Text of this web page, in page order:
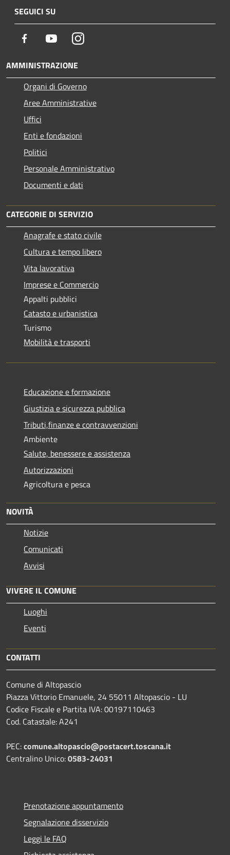
SEGUICI SU
Facebook YoutubeInstagram
AMMINISTRAZIONE
Organi di Governo
Aree Amministrative
Uffici
Enti e fondazioni
Politici
Personale Amministrativo
Documenti e dati
CATEGORIE DI SERVIZIO
Anagrafe e stato civile
Cultura e tempo libero
Vita lavorativa
Imprese e Commercio
Appalti pubblici
Catasto e urbanistica
Turismo
Mobilità e trasporti
Educazione e formazione
Giustizia e sicurezza pubblica
Tributi,finanze e contravvenzioni
Ambiente
Salute, benessere e assistenza
Autorizzazioni
Agricoltura e pesca
NOVITÀ
Notizie
Comunicati
Avvisi
VIVERE IL COMUNE
Luoghi
Eventi
CONTATTI
Comune di Altopascio
Piazza Vittorio Emanuele, 24 55011 Altopascio - LU
Codice Fiscale e Partita IVA: 00197110463
Cod. Catastale: A241
PEC:comune.altopascio@postacert.toscana.it
Centralino Unico:0583-24031
Prenotazione appuntamento
Segnalazione disservizio
Leggi le FAQ